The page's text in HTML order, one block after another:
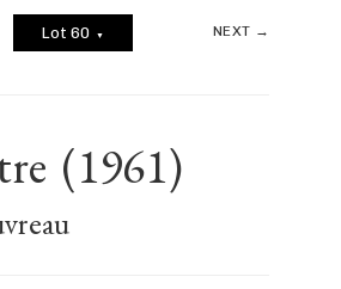
Lot 60 ▼ NEXT →
(1961)